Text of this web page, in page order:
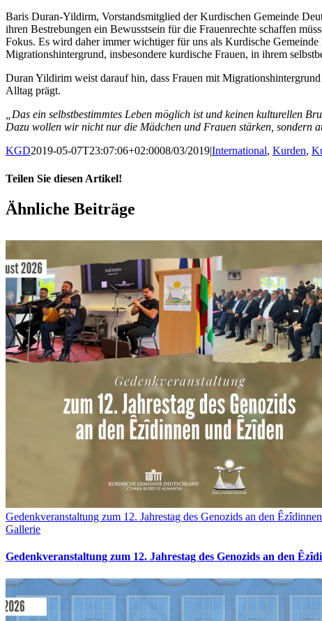
Baris Duran-Yildirm, Vorstandsmitglied der Kurdischen Gemeinde
ihren Bestrebungen ein Bewusstsein für die Frauenrechte schaffen
Fokus. Es wird daher immer wichtiger für uns als Kurdische
Migrationshintergrund, insbesondere kurdische Frauen, in ihrem
Duran Yildirim weist darauf hin, dass Frauen mit
Alltag prägt.
„Das ein selbstbestimmtes Leben möglich ist und keinen kulturellen
Dazu wollen wir nicht nur die Mädchen und Frauen stärken, sondern
KGD2019-05-07T23:07:06+02:0008/03/2019|International, Kurden,
Teilen Sie diesen Artikel!
Facebook
X
WhatsApp
Pinterest
E-
Mail
Ähnliche Beiträge
Gedenkveranstaltung zum 12. Jahrestag des Genozids an den
Gallerie
Gedenkveranstaltung zum 12. Jahrestag des Genozids an den